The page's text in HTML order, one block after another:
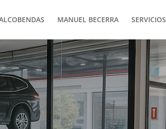
MANUEL BECERRA SERVICIOS